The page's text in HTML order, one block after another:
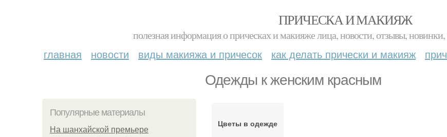
ПРИЧЕСКА И МАКИЯЖ
полезная информация о прическах и макияже лица, новости, отзывы, новинки,
главная новости виды макияжа и причесок как делать прически и макияж
Одежды к женским красным
Популярные материалы
На шанхайской премьере
Цветы в одежде